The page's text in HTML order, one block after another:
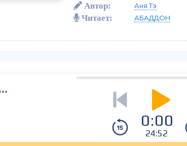
Автор: Аня Тэ
Читает: АБАДДОН
0:00
24:52